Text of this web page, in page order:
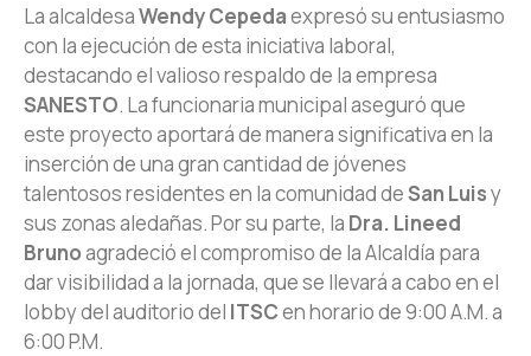
La alcaldesaWendy Cepedaexpresó su entusiasmo
con la ejecución de esta iniciativa laboral,
destacando el valioso respaldo de la empresa
SANESTO. La funcionaria municipal aseguró que
este proyecto aportará de manera significativa en la
inserción de una gran cantidad de jóvenes
talentosos residentes en la comunidad deSan Luisy
sus zonas aledañas. Por su parte, la Dra. Lineed
Brunoagradeció el compromiso de la Alcaldía para
dar visibilidad a la jornada, que se llevará a cabo en el
lobby del auditorio del ITSCen horario de 9:00 A.M. a
6:00 P.M.